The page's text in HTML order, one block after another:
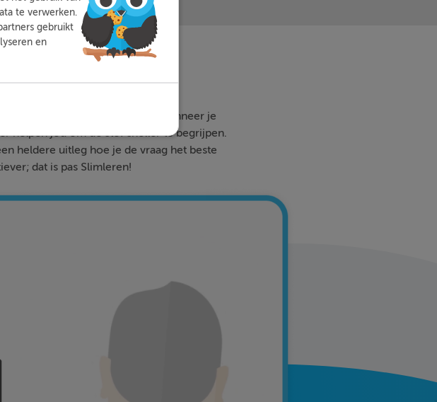
eigenlijk?
moeite mee hebt, waar en wanneer je
helpen jou om de stof sneller te begrijpen.
heldere uitleg hoe je de vraag het beste
dat is pas Slimleren!
te verwerken.
gebruikt
en